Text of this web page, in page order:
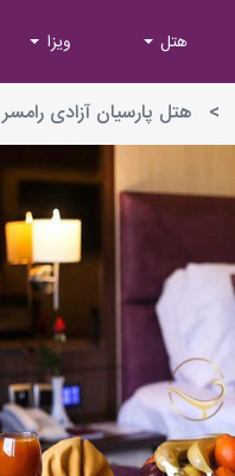
هتل ویزا
> هتل پارسیان آزادی